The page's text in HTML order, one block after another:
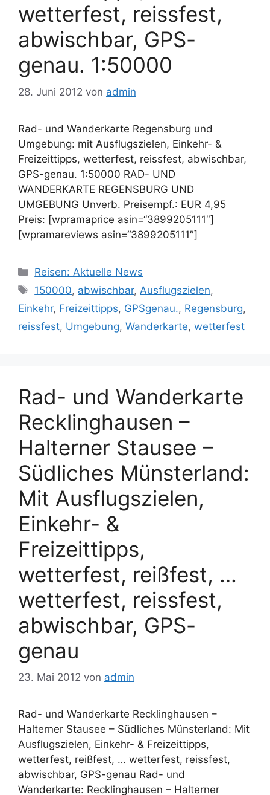
wetterfest, reissfest,
abwischbar, GPS-
genau. 1:50000
28. Juni 2012 von admin
Rad- und Wanderkarte Regensburg und
Umgebung: mit Ausflugszielen, Einkehr- &
Freizeittipps, wetterfest, reissfest, abwischbar,
GPS-genau. 1:50000 RAD- UND
WANDERKARTE REGENSBURG UND
UMGEBUNG Unverb. Preisempf.: EUR 4,95
Preis: [wpramaprice asin=“3899205111″]
[wpramareviews asin=“3899205111″]
Kategorien
Reisen: Aktuelle News
Schlagwörter
150000, abwischbar, Ausflugszielen,
Einkehr, Freizeittipps, GPSgenau., Regensburg,
reissfest, Umgebung, Wanderkarte, wetterfest
Rad- und Wanderkarte
Recklinghausen –
Halterner Stausee –
Südliches Münsterland:
Mit Ausflugszielen,
Einkehr- &
Freizeittipps,
wetterfest, reißfest, …
wetterfest, reissfest,
abwischbar, GPS-
genau
23. Mai 2012 von admin
Rad- und Wanderkarte Recklinghausen –
Halterner Stausee – Südliches Münsterland: Mit
Ausflugszielen, Einkehr- & Freizeittipps,
wetterfest, reißfest, … wetterfest, reissfest,
abwischbar, GPS-genau Rad- und
Wanderkarte: Recklinghausen – Halterner